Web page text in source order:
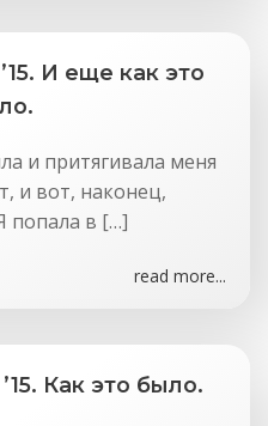
И еще как это
и притягивала меня
и вот, наконец,
попала в […]
read more...
Как это было.